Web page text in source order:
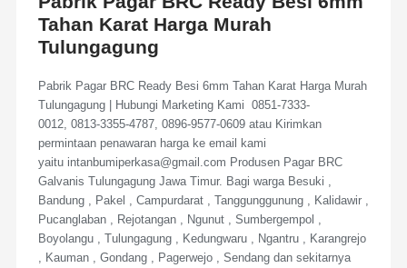
Tahan Karat Harga Murah
Tulungagung
Pabrik Pagar BRC Ready Besi 6mm Tahan Karat Harga Murah
Tulungagung | Hubungi Marketing Kami 0851-7333-
0012, 0813-3355-4787, 0896-9577-0609 atau Kirimkan
permintaan penawaran harga ke email kami
yaitu intanbumiperkasa@gmail.com Produsen Pagar BRC
Galvanis Tulungagung Jawa Timur. Bagi warga Besuki ,
Bandung , Pakel , Campurdarat , Tanggunggunung , Kalidawir ,
Pucanglaban , Rejotangan , Ngunut , Sumbergempol ,
Boyolangu , Tulungagung , Kedungwaru , Ngantru , Karangrejo
, Kauman , Gondang , Pagerwejo , Sendang dan sekitarnya